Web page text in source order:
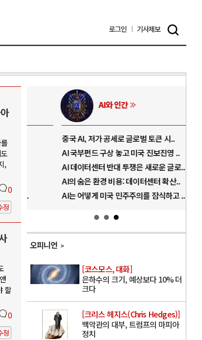
로그인 기사제보
,
0
정
할
0
정
AI와 인간
중국 AI, 저가 공세로 글로벌 토큰 시..
AI 국부펀드 구상 놓고 미국 진보진영 ..
AI 데이터센터 반대 투쟁은 새로운 글로..
AI의 숨은 환경 비용: 데이터센터 확산..
AI는 어떻게 미국 민주주의를 잠식하고 ..
오피니언
[코스모스, 대화]
은하수의 크기, 예상보다 10% 더
크다
[크리스 헤지스(Chris Hedges)]
백악관의 대부, 트럼프의 마피아
정치